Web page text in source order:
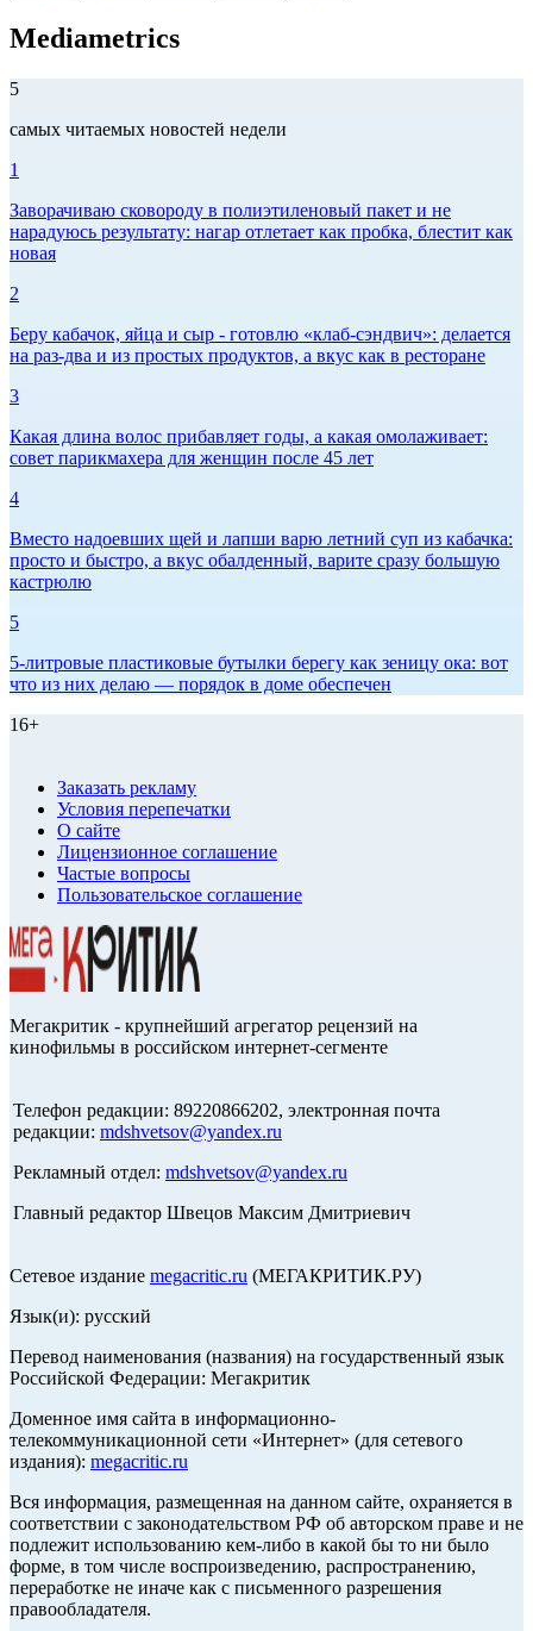
Mediametrics
5
самых читаемых новостей недели
1
Заворачиваю сковороду в полиэтиленовый пакет и не
нарадуюсь результату: нагар отлетает как пробка, блестит как
новая
2
Беру кабачок, яйца и сыр - готовлю «клаб-сэндвич»: делается
на раз-два и из простых продуктов, а вкус как в ресторане
3
Какая длина волос прибавляет годы, а какая омолаживает:
совет парикмахера для женщин после 45 лет
4
Вместо надоевших щей и лапши варю летний суп из кабачка:
просто и быстро, а вкус обалденный, варите сразу большую
кастрюлю
5
5-литровые пластиковые бутылки берегу как зеницу ока: вот
что из них делаю — порядок в доме обеспечен
16+
Заказать рекламу
Условия перепечатки
О сайте
Лицензионное соглашение
Частые вопросы
Пользовательское соглашение
Мегакритик - крупнейший агрегатор рецензий на
кинофильмы в российском интернет-сегменте
Телефон редакции: 89220866202, электронная почта
редакции: mdshvetsov@yandex.ru
Рекламный отдел: mdshvetsov@yandex.ru
Главный редактор Швецов Максим Дмитриевич
Сетевое издание megacritic.ru (МЕГАКРИТИК.РУ)
Язык(и): русский
Перевод наименования (названия) на государственный язык
Российской Федерации: Мегакритик
Доменное имя сайта в информационно-
телекоммуникационной сети «Интернет» (для сетевого
издания): megacritic.ru
Вся информация, размещенная на данном сайте, охраняется в
соответствии с законодательством РФ об авторском праве и не
подлежит использованию кем-либо в какой бы то ни было
форме, в том числе воспроизведению, распространению,
переработке не иначе как с письменного разрешения
правообладателя.